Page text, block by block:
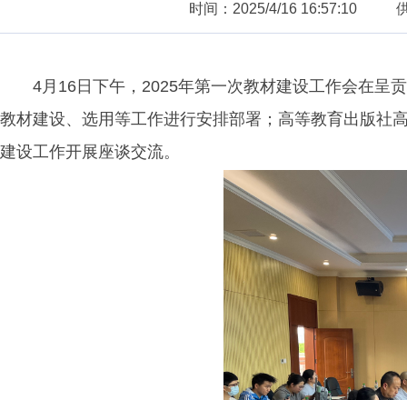
时间：2025/4/16 16:57:10
4月16日下午，2025年第一次教材建设工作会在呈
教材建设、选用等工作进行安排部署；高等教育出版社
建设工作开展座谈交流。